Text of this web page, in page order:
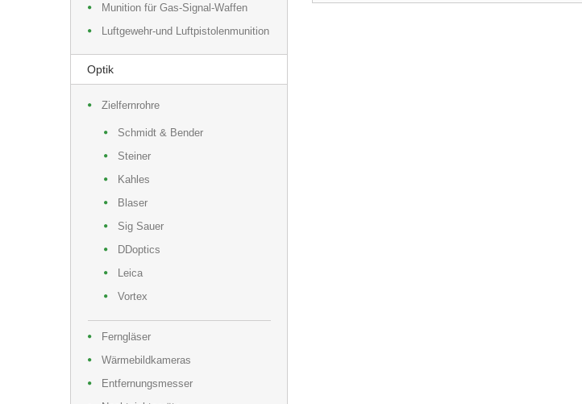
Munition für Gas-Signal-Waffen
Luftgewehr-und Luftpistolenmunition
Optik
Zielfernrohre
Schmidt & Bender
Steiner
Kahles
Blaser
Sig Sauer
DDoptics
Leica
Vortex
Ferngläser
Wärmebildkameras
Entfernungsmesser